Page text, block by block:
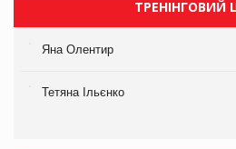
ТРЕНІНГОВИЙ
Яна Олентир
Тетяна Ільєнко